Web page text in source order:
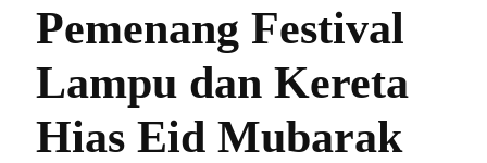
Pemenang Festival
Lampu dan Kereta
Hias Eid Mubarak